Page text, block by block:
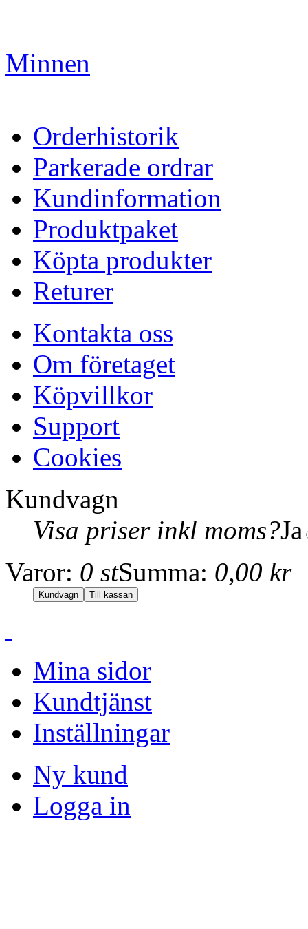
Minnen
Orderhistorik
Parkerade ordrar
Kundinformation
Produktpaket
Köpta produkter
Returer
Kontakta oss
Om företaget
Köpvillkor
Support
Cookies
Kundvagn
Visa priser inkl moms?Ja
Varor: 0 stSumma: 0,00 kr
Mina sidor
Kundtjänst
Inställningar
Ny kund
Logga in